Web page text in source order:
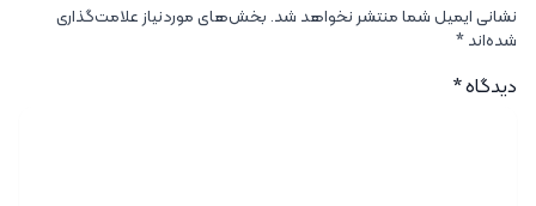
نشانی ایمیل شما منتشر نخواهد شد. بخش‌های موردنیاز علامت‌گذاری
شده‌اند*
دیدگاه*